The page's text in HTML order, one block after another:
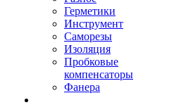
Герметики
Инструмент
Саморезы
Изоляция
Пробковые
компенсаторы
Фанера